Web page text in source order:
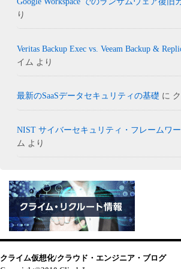
り
Veritas Backup Exec vs. Veeam Backup &
イム より
最新のSaaSデータセキュリティの基礎 に
NIST サイバーセキュリティ・フレームワ
ム より
クライム仮想化/クラウド・エンジニア・ブログ